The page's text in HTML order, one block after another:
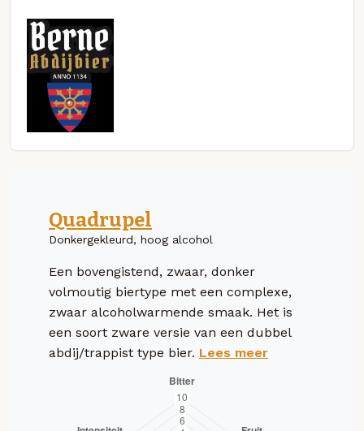
Quadrupel
Donkergekleurd, hoog alcohol
Een bovengistend, zwaar, donker
volmoutig biertype met een complexe,
zwaar alcoholwarmende smaak. Het is
een soort zware versie van een dubbel
abdij/trappist type bier. Lees meer